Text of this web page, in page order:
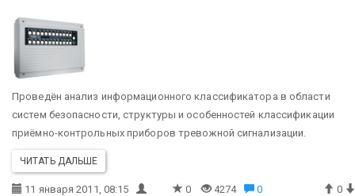
Проведён анализ информационного классификатора в области
систем безопасности, структуры и особенностей классификации
приёмно-контрольных приборов тревожной сигнализации.
ЧИТАТЬ ДАЛЬШЕ
11 января 2011, 08:15 0 4274 0
0